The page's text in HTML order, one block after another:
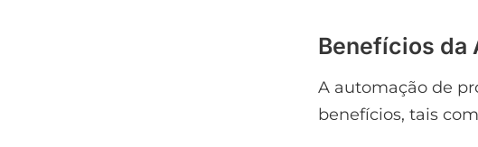
Benefícios da
A automação de
benefícios, tais